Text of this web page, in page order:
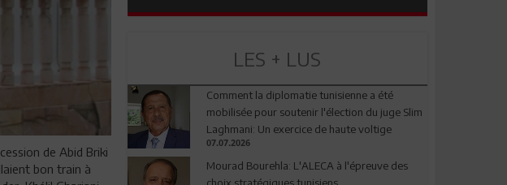
de Abid Briki
bon train à
LES + LUS
Comment la diplomatie tunisienne a été
mobilisée pour soutenir l'élection du juge Slim
Laghmani: Un exercice de haute voltige
07.07.2026
Mourad Bourehla: L'ALECA à l'épreuve des